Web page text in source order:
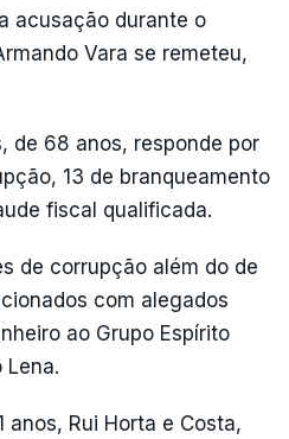
acusação durante o
Vara se remeteu,
de 68 anos, responde por
13 de branqueamento
fiscal qualificada.
de corrupção além do de
com alegados
ao Grupo Espírito
Lena.
anos, Rui Horta e Costa,